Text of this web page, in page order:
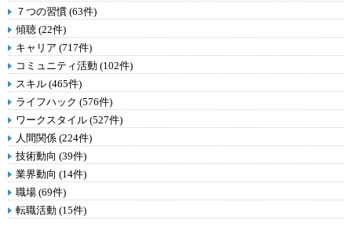
７つの習慣 (63件)
傾聴 (22件)
キャリア (717件)
コミュニティ活動 (102件)
スキル (465件)
ライフハック (576件)
ワークスタイル (527件)
人間関係 (224件)
技術動向 (39件)
業界動向 (14件)
職場 (69件)
転職活動 (15件)